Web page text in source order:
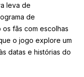
leva de
de
fãs com escolhas
o jogo explore um
datas e histórias do